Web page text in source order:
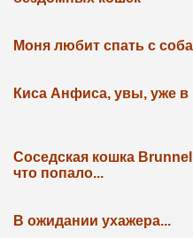
Моня любит спать с
Киса Анфиса, увы, уже в
Соседская кошка
что попало...
В ожидании ухажера...